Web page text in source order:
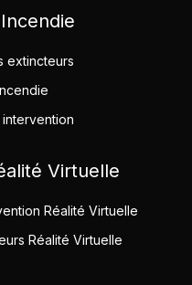
extincteurs
Virtuelle
Réalité Virtuelle
Réalité Virtuelle